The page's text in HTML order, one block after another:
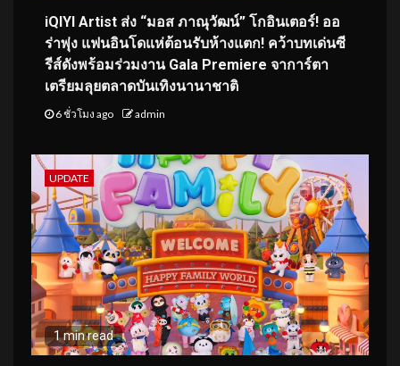
iQIYI Artist ส่ง “มอส ภาณุวัฒน์” โกอินเตอร์! ออ
ร่าพุ่ง แฟนอินโดแห่ต้อนรับห้างแตก! คว้าบทเด่นซี
รีส์ดังพร้อมร่วมงาน Gala Premiere จาการ์ตา
เตรียมลุยตลาดบันเทิงนานาชาติ
6 ชั่วโมง ago admin
UPDATE
1 min read